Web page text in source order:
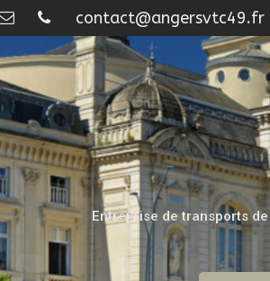
contact@angersvtc49.fr
Entreprise de transports